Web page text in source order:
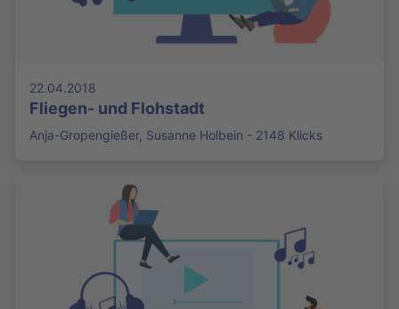
22.04.2018
Fliegen- und Flohstadt
Anja-Gropengießer, Susanne Holbein - 2148 Klicks